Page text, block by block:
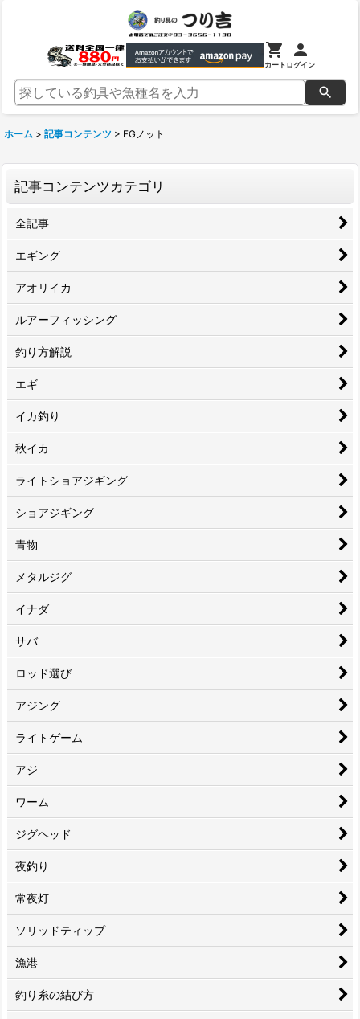
カートログイン
ホーム > 記事コンテンツ > FGノット
記事コンテンツカテゴリ
全記事
エギング
アオリイカ
ルアーフィッシング
釣り方解説
エギ
イカ釣り
秋イカ
ライトショアジギング
ショアジギング
青物
メタルジグ
イナダ
サバ
ロッド選び
アジング
ライトゲーム
アジ
ワーム
ジグヘッド
夜釣り
常夜灯
ソリッドティップ
漁港
釣り糸の結び方